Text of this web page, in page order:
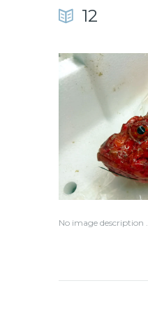
12
No image description ...